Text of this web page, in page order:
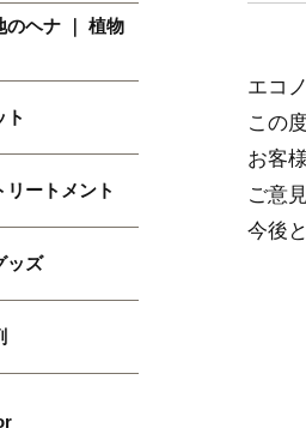
のヘナ ｜ 植物
ト
リートメント
ッズ
エコ
この
お客
ご意
今後